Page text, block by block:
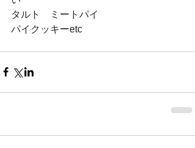
タルト　ミートパイ
パイクッキーetc